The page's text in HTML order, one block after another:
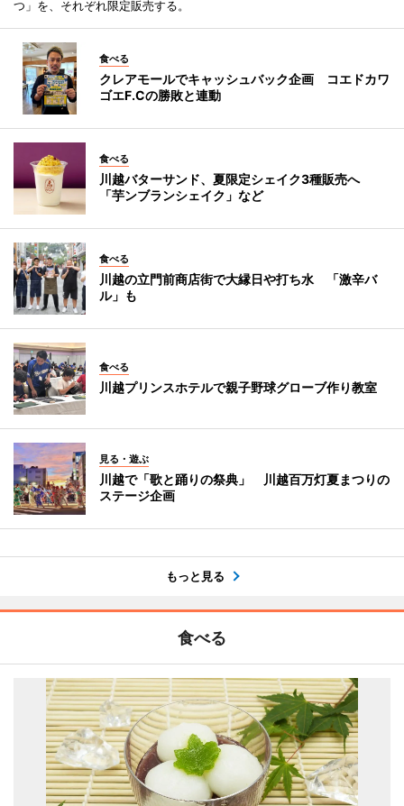
つ」を、それぞれ限定販売する。
食べる
クレアモールでキャッシュバック企画 コエドカワ
ゴエF.Cの勝敗と連動
食べる
川越バターサンド、夏限定シェイク3種販売へ
「芋ンブランシェイク」など
食べる
川越の立門前商店街で大縁日や打ち水 「激辛バ
ル」も
食べる
川越プリンスホテルで親子野球グローブ作り教室
見る・遊ぶ
川越で「歌と踊りの祭典」 川越百万灯夏まつりの
ステージ企画
もっと見る
食べる